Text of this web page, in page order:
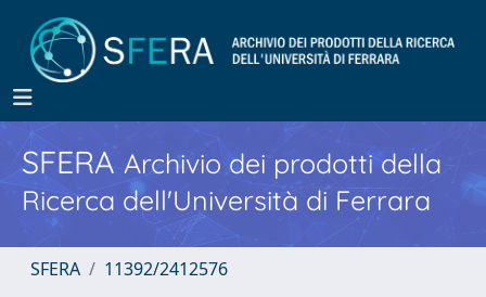
SFERA Archivio dei prodotti della
Ricerca dell'Università di Ferrara
SFERA 11392/2412576